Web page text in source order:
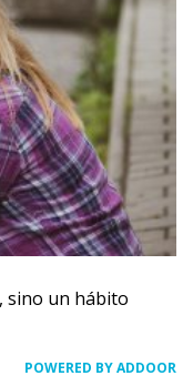
sino un hábito
POWERED BY ADDOOR